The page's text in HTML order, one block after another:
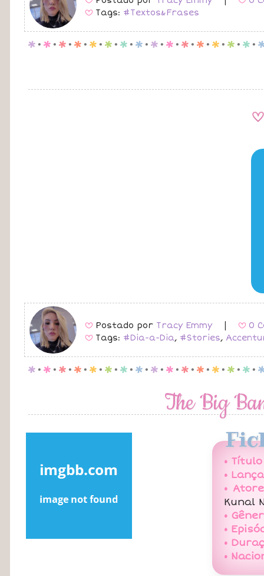
B Tags: #Textos&Frases
p . p . p . p . p . p . p . p . p . p . p . p . p . p . p .
A
B Postado por Tracy Emmy B 0
B Tags: #Dia-a-Dia, #Stories,
p . p . p . p . p . p . p . p . p . p . p . p . p . p . p .
The Big
•
•
•
Kunal
•
•
•
•